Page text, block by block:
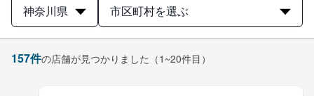
神奈川県 市区町村を選ぶ
157件の店舗が見つかりました （1~20件目）